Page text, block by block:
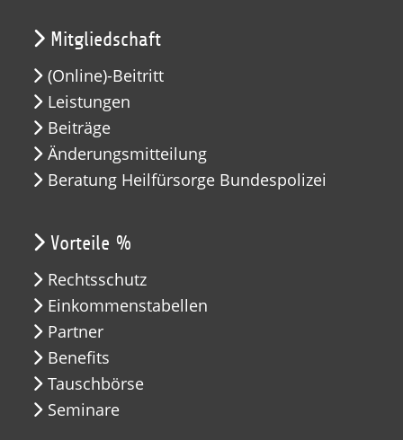
Mitgliedschaft
(Online)-Beitritt
Leistungen
Beiträge
Änderungsmitteilung
Beratung Heilfürsorge Bundespolizei
Vorteile %
Rechtsschutz
Einkommenstabellen
Partner
Benefits
Tauschbörse
Seminare